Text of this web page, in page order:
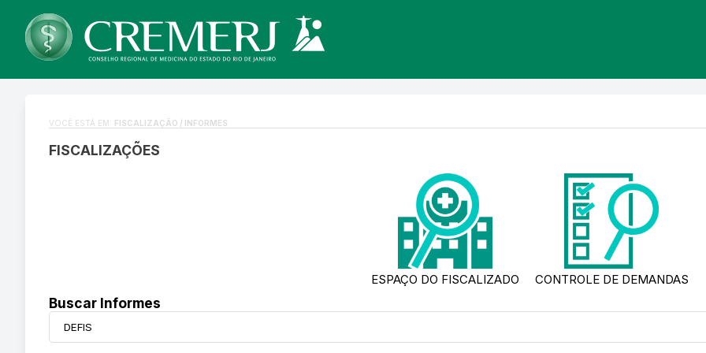
VOCÊ ESTÁ EM: FISCALIZAÇÃO / INFORMES
FISCALIZAÇÕES
ESPAÇO DO FISCALIZADO CONTROLE DE DEMANDAS
Buscar Informes